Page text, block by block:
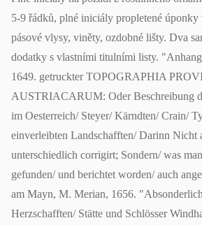
5-9 řádků, plné iniciály propletené úponky
pásové vlysy, viněty, ozdobné lišty. Dva
dodatky s vlastními titulními listy.
1649. getruckter TOPOGRAPHIA
AUSTRIACARUM: Oder Beschreibung
im Oesterreich/ Steyer/ Kärndten/ Crain/
einverleibten Landschafften/ Darinn Nicht
unterschiedlich corrigirt; Sondern/ was
gefunden/ und berichtet worden/ auch
am Mayn, M. Merian, 1656.
Herzschafften/ Stätte und Schlösser